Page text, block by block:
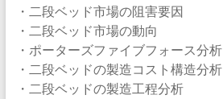
・二段ベッド市場の阻害要因
・二段ベッド市場の動向
・ポーターズファイブフォース分析
・二段ベッドの製造コスト構造分析
・二段ベッドの製造工程分析